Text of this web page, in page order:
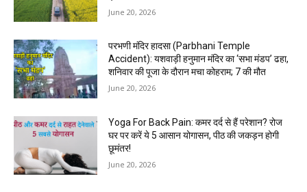
June 20, 2026
परभणी मंदिर हादसा (Parbhani Temple
Accident): यशवाड़ी हनुमान मंदिर का ‘सभा मंडप’ ढहा,
शनिवार की पूजा के दौरान मचा कोहराम; 7 की मौत
June 20, 2026
Yoga For Back Pain: कमर दर्द से हैं परेशान? रोज
घर पर करें ये 5 आसान योगासन, पीठ की जकड़न होगी
छूमंतर!
June 20, 2026